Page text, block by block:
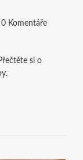
0 Komentáře
si o